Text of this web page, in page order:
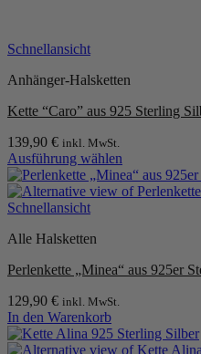
Schnellansicht
Anhänger-Halsketten
Kette “Caro” aus 925 Sterling
139,90 € inkl. MwSt.
Ausführung wählen
Dieses
Produkt
weist
Varianten
Die
können
auf
der
Schnellansicht
Alle Halsketten
Perlenkette „Minea“ aus 925er
129,90 € inkl. MwSt.
In den Warenkorb